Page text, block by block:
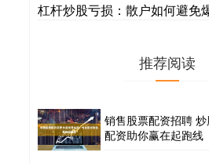
杠杆炒股亏损：散户如何避免
推荐阅读
销售股票配资招聘
配资助你赢在起跑线